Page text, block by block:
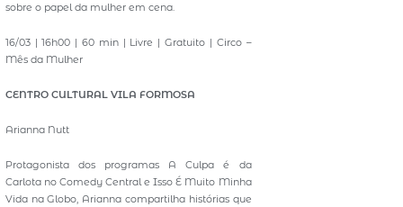
sobre o papel da mulher em cena.
16/03 | 16h00 | 60 min | Livre | Gratuito | Circo –
Mês da Mulher
CENTRO CULTURAL VILA FORMOSA
Arianna Nutt
Protagonista dos programas A Culpa é da
Carlota no Comedy Central e Isso É Muito Minha
Vida na Globo, Arianna compartilha histórias que